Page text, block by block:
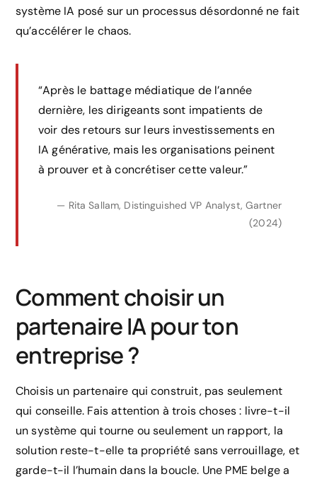
système IA posé sur un processus désordonné ne fait
qu’accélérer le chaos.
“Après le battage médiatique de l’année
dernière, les dirigeants sont impatients de
voir des retours sur leurs investissements en
IA générative, mais les organisations peinent
à prouver et à concrétiser cette valeur.”
— Rita Sallam, Distinguished VP Analyst, Gartner
(2024)
Comment choisir un
partenaire IA pour ton
entreprise ?
Choisis un partenaire qui construit, pas seulement
qui conseille. Fais attention à trois choses : livre-t-il
un système qui tourne ou seulement un rapport, la
solution reste-t-elle ta propriété sans verrouillage, et
garde-t-il l’humain dans la boucle. Une PME belge a